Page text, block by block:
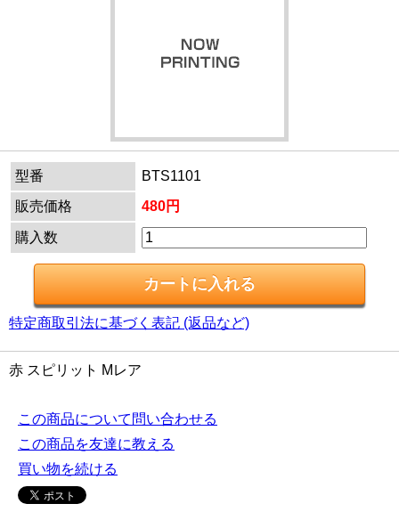
型番
BTS1101
販売価格
480円
購入数
特定商取引法に基づく表記 (返品など)
赤 スピリット Mレア
この商品について問い合わせる
この商品を友達に教える
買い物を続ける